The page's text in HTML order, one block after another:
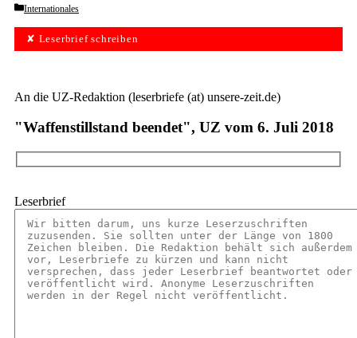
Categories
Internationales
✘ Leserbrief schreiben
An die UZ-Redaktion (leserbriefe (at) unsere-zeit.de)
"Waffenstillstand beendet", UZ vom 6. Juli 2018
Leserbrief